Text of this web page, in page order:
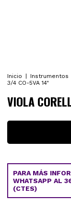
Inicio Instrumentos
3/4 CO-5VA 14"
VIOLA
PARA MÁS
WHATSAPP AL
(CTES)